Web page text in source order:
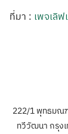
ที่มา : เพจเลิ
222/1 พุทธมณ
ทวีวัฒนา กรุง